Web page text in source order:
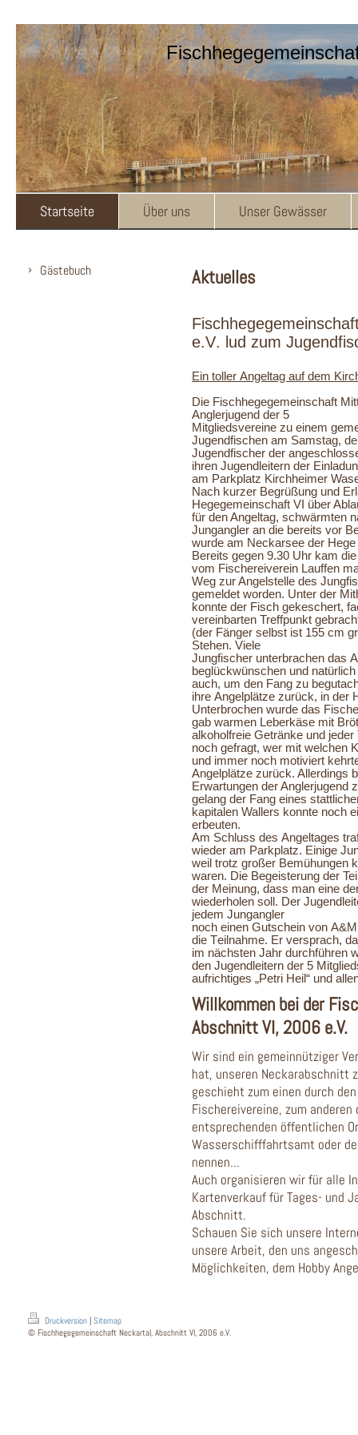
Startseite Über uns Unser Gewässer
Gästebuch Aktuelles
e.V. lud zum
Ein toller Angeltag auf dem
Die Fischhegegemeinschaft
Anglerjugend der 5
Mitgliedsvereine zu einem
Jugendfischen am Samstag,
Jugendfischer der
ihren Jugendleitern der
am Parkplatz Kirchheimer
Nach kurzer Begrüßung und
Hegegemeinschaft VI über
für den Angeltag, schwärmten
Jungangler an die bereits vor
wurde am Neckarsee der
Bereits gegen 9.30 Uhr kam
vom Fischereiverein Lauffen
Weg zur Angelstelle des
gemeldet worden. Unter der
konnte der Fisch gekeschert,
vereinbarten Treffpunkt
(der Fänger selbst ist 155 cm
Stehen. Viele
Jungfischer unterbrachen das
beglückwünschen und natürlich
auch, um den Fang zu
ihre Angelplätze zurück, in der
Unterbrochen wurde das
gab warmen Leberkäse mit
alkoholfreie Getränke und
noch gefragt, wer mit welchen
und immer noch motiviert
Angelplätze zurück. Allerdings
Erwartungen der Anglerjugend
gelang der Fang eines
kapitalen Wallers konnte noch
erbeuten.
Am Schluss des Angeltages
wieder am Parkplatz. Einige
weil trotz großer Bemühungen
waren. Die Begeisterung der
der Meinung, dass man eine
wiederholen soll. Der
jedem Jungangler
noch einen Gutschein von
die Teilnahme. Er versprach,
im nächsten Jahr durchführen
den Jugendleitern der 5
aufrichtiges „Petri Heil“ und
Willkommen bei der
Abschnitt VI, 2006 e.V.
Wir sind ein gemeinnütziger
hat, unseren Neckarabschnitt
geschieht zum einen durch
Fischereivereine, zum
entsprechenden öffentlichen
Wasserschifffahrtsamt oder
nennen...
Auch organisieren wir für alle
Kartenverkauf für Tages- und
Abschnitt.
Schauen Sie sich unsere
unsere Arbeit, den uns
Möglichkeiten, dem Hobby
Druckversion | Sitemap
© Fischhegegemeinschaft Neckartal, Abschnitt VI, 2006 e.V.